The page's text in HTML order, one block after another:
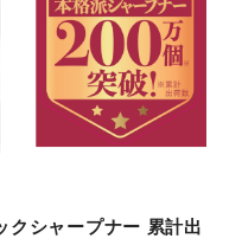
クシャープナー 累計出